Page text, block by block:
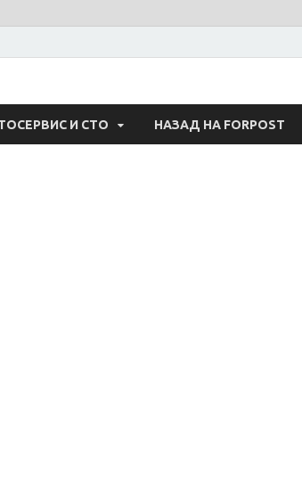
И СТО НАЗАД НА FORPOST